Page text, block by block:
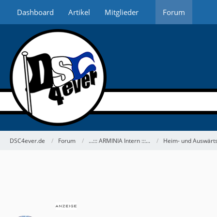
Dashboard Artikel Mitglieder Forum
DSC4ever.de Forum ...::: ARMINIA Intern :::... Heim- und